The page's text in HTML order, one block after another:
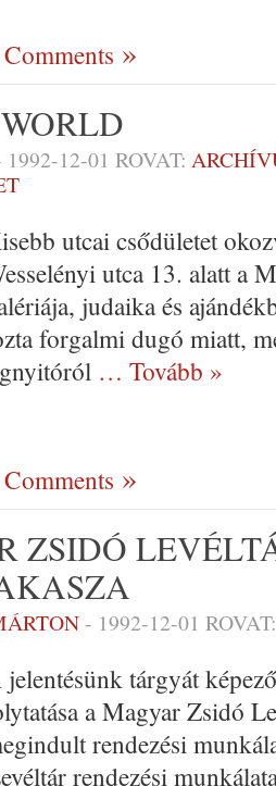
1992-12-01 ROVAT:
utcai csődületet
utca 13. alatt a
judaika és
forgalmi dugó miatt,
… Tovább »
ZSIDÓ
- 1992-12-01
tárgyát
a Magyar Zsidó
rendezési
rendezési